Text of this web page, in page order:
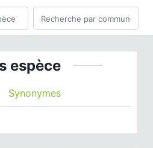
espèce
Synonymes